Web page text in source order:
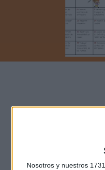
Nosotros y nuestros 1731